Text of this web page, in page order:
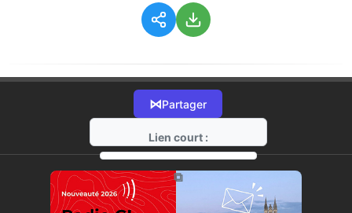
⋈Partager
Lien court :
https://radio-g.fr?7896
⧉